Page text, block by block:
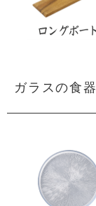
ガラスの食器